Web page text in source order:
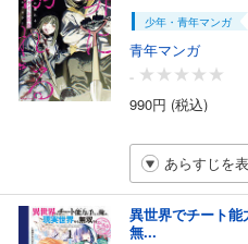
少年・青年マンガ
青年マンガ
-
990円 (税込)
あらすじを
異世界でチート
無...